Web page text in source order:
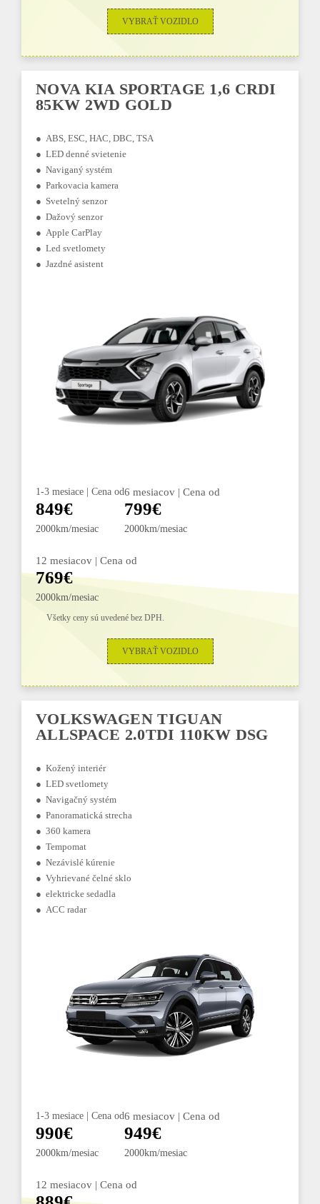
VYBRAŤ VOZIDLO
NOVA KIA SPORTAGE 1,6 CRDI
85KW 2WD GOLD
● ABS, ESC, HAC, DBC, TSA
● LED denné svietenie
● Naviganý systém
● Parkovacia kamera
● Svetelný senzor
● Dažový senzor
● Apple CarPlay
● Led svetlomety
● Jazdné asistent
1-3 mesiace | Cena od
849€
2000km/mesiac
6 mesiacov | Cena od
799€
2000km/mesiac
12 mesiacov | Cena od
769€
2000km/mesiac
Všetky ceny sú uvedené bez DPH.
VYBRAŤ VOZIDLO
VOLKSWAGEN TIGUAN
ALLSPACE 2.0TDI 110KW DSG
● Kožený interiér
● LED svetlomety
● Navigačný systém
● Panoramatická strecha
● 360 kamera
● Tempomat
● Nezávislé kúrenie
● Vyhrievané čelné sklo
● elektricke sedadla
● ACC radar
1-3 mesiace | Cena od
990€
2000km/mesiac
6 mesiacov | Cena od
949€
2000km/mesiac
12 mesiacov | Cena od